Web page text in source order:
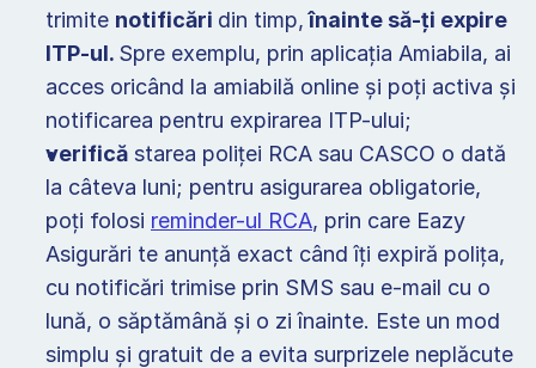
trimite notificări din timp, înainte să-ți expire
ITP-ul. Spre exemplu, prin aplicația Amiabila, ai
acces oricând la amiabilă online și poți activa și
notificarea pentru expirarea ITP-ului;
verifică starea poliței RCA sau CASCO o dată
la câteva luni; pentru asigurarea obligatorie,
poți folosi reminder-ul RCA, prin care Eazy
Asigurări te anunță exact când îți expiră polița,
cu notificări trimise prin SMS sau e-mail cu o
lună, o săptămână și o zi înainte. Este un mod
simplu și gratuit de a evita surprizele neplăcute